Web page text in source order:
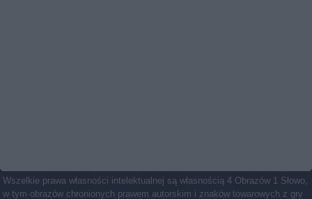
Wszelkie prawa własności intelektualnej są własnością 4 Obrazów 1 Słowo,
w tym obrazów chronionych prawem autorskim i znaków towarowych z gry